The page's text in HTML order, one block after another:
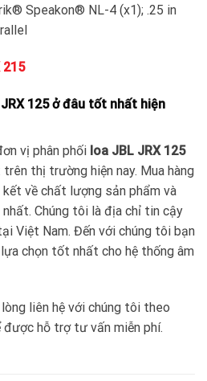
Speakon® NL-4 (x1); .25 in
215
125 ở đâu tốt nhất hiện
vị phân phối loa JBL JRX 125
thị trường hiện nay. Mua hàng
về chất lượng sản phẩm và
Chúng tôi là địa chỉ tin cậy
Việt Nam. Đến với chúng tôi bạn
chọn tốt nhất cho hệ thống âm
liên hệ với chúng tôi theo
hỗ trợ tư vấn miễn phí.